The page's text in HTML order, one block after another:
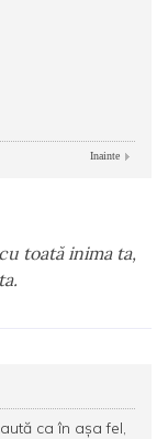
Inainte
toată inima ta,
ca în aşa fel,